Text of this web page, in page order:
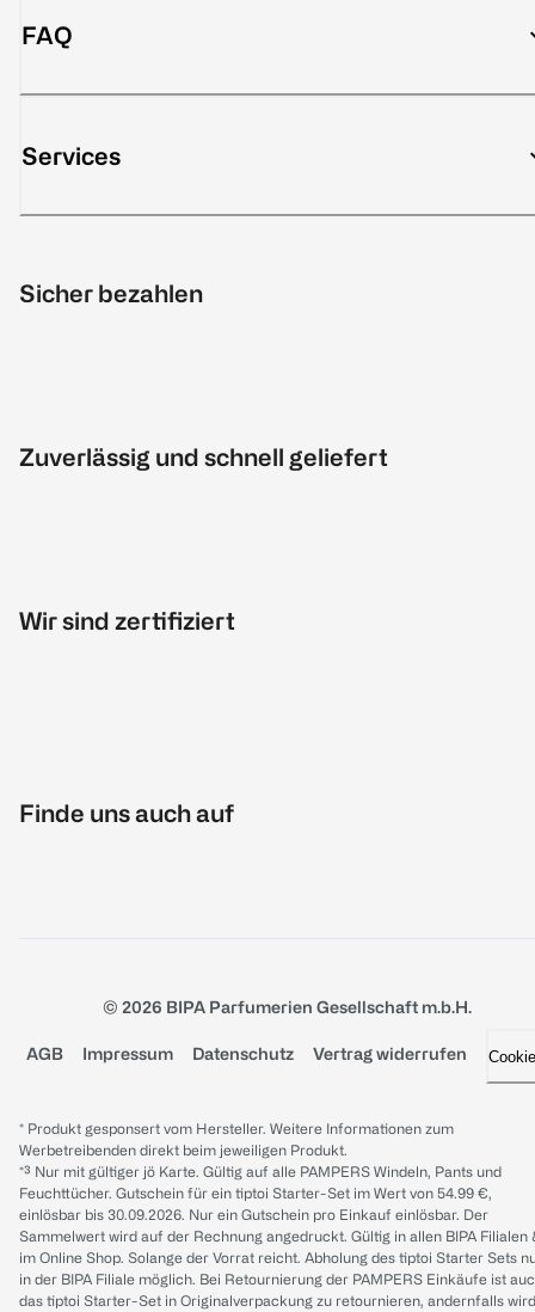
FAQ
Services
Sicher bezahlen
Zuverlässig und schnell geliefert
Wir sind zertifiziert
Finde uns auch auf
© 2026 BIPA Parfumerien Gesellschaft m.b.H.
AGB Impressum Datenschutz Vertrag widerrufen
* Produkt gesponsert vom Hersteller. Weitere Informationen zum
Werbetreibenden direkt beim jeweiligen Produkt.
*³ Nur mit gültiger jö Karte. Gültig auf alle PAMPERS Windeln, Pants und
Feuchttücher. Gutschein für ein tiptoi Starter-Set im Wert von 54.99 €,
einlösbar bis 30.09.2026. Nur ein Gutschein pro Einkauf einlösbar. Der
Sammelwert wird auf der Rechnung angedruckt. Gültig in allen BIPA Filialen
im Online Shop. Solange der Vorrat reicht. Abholung des tiptoi Starter Sets
in der BIPA Filiale möglich. Bei Retournierung der PAMPERS Einkäufe ist
das tiptoi Starter-Set in Originalverpackung zu retournieren, andernfalls wird